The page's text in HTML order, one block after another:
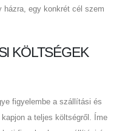
házra, egy konkrét cél szem
KÖLTSÉGEK
figyelembe a szállítási és
a teljes költségről. Íme